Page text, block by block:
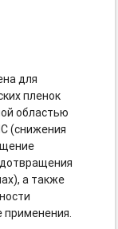
для
пленок
областью
(снижения
а также
применения.